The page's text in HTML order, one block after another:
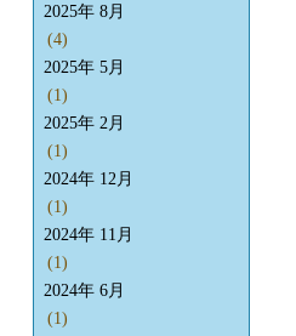
2025年 8月
(4)
2025年 5月
(1)
2025年 2月
(1)
2024年 12月
(1)
2024年 11月
(1)
2024年 6月
(1)